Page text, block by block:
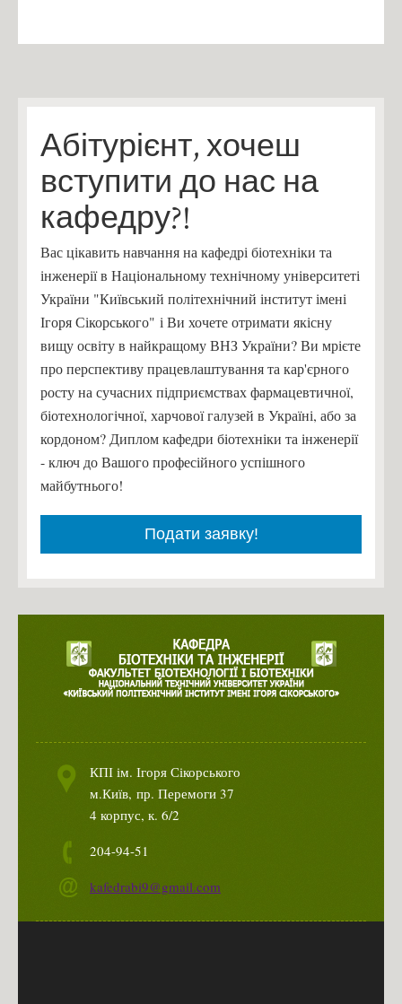
Абітурієнт, хочеш
вступити до нас на
кафедру?!
Вас цікавить навчання на кафедрі біотехніки та
інженерії в Національному технічному університеті
України "Київський політехнічний інститут імені
Ігоря Сікорського" і Ви хочете отримати якісну
вищу освіту в найкращому ВНЗ України? Ви мрієте
про перспективу працевлаштування та кар'єрного
росту на сучасних підприємствах фармацевтичної,
біотехнологічної, харчової галузей в Україні, або за
кордоном? Диплом кафедри біотехніки та інженерії
- ключ до Вашого професійного успішного
майбутнього!
Подати заявку!
КПІ ім. Ігоря Сікорського
м.Київ, пр. Перемоги 37
4 корпус, к. 6/2
204-94-51
kafedrabi9@gmail.com